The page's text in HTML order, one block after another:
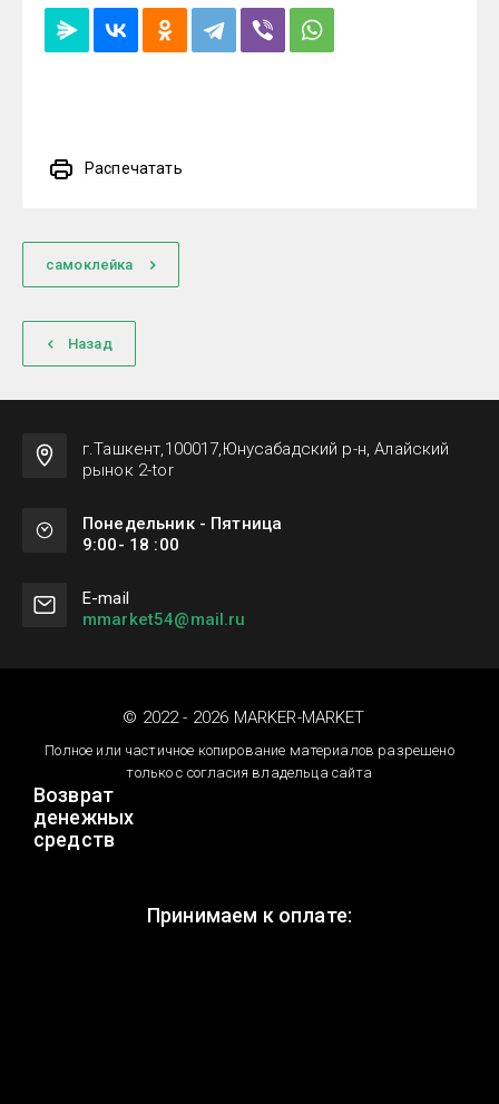
Распечатать
самоклейка
Назад
г.Ташкент,100017,Юнусабадский р-н, Алайский
рынок 2-tor
Понедельник - Пятница
9:00- 18 :00
Е-mail
mmarket54@mail.ru
© 2022 - 2026 MARKER-MARKET
Полное или частичное копирование материалов разрешено
только с согласия владельца сайта
Возврат
денежных
средств
Принимаем к оплате: